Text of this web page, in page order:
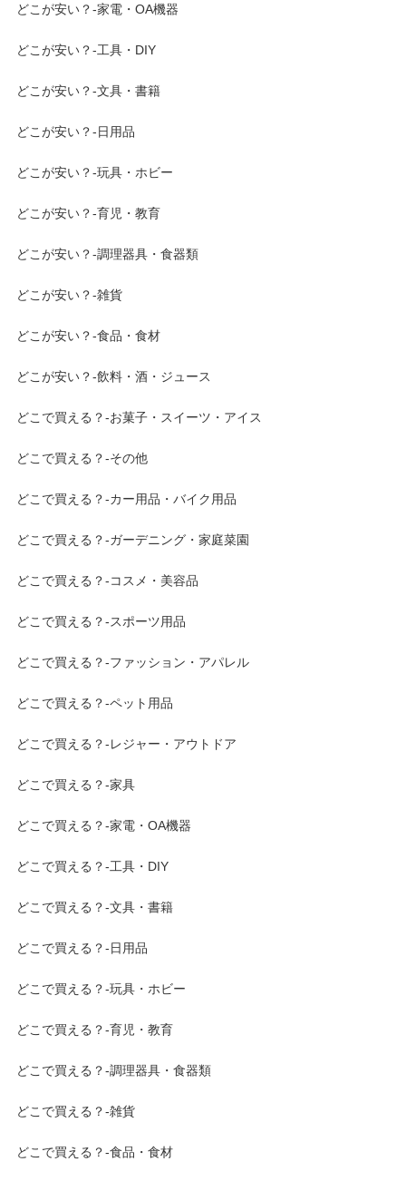
どこが安い？-家電・OA機器
どこが安い？-工具・DIY
どこが安い？-文具・書籍
どこが安い？-日用品
どこが安い？-玩具・ホビー
どこが安い？-育児・教育
どこが安い？-調理器具・食器類
どこが安い？-雑貨
どこが安い？-食品・食材
どこが安い？-飲料・酒・ジュース
どこで買える？-お菓子・スイーツ・アイス
どこで買える？-その他
どこで買える？-カー用品・バイク用品
どこで買える？-ガーデニング・家庭菜園
どこで買える？-コスメ・美容品
どこで買える？-スポーツ用品
どこで買える？-ファッション・アパレル
どこで買える？-ペット用品
どこで買える？-レジャー・アウトドア
どこで買える？-家具
どこで買える？-家電・OA機器
どこで買える？-工具・DIY
どこで買える？-文具・書籍
どこで買える？-日用品
どこで買える？-玩具・ホビー
どこで買える？-育児・教育
どこで買える？-調理器具・食器類
どこで買える？-雑貨
どこで買える？-食品・食材